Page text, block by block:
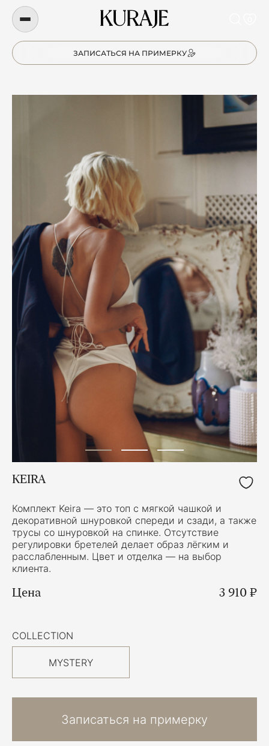
ЗАПИСАТЬСЯ НА ПРИМЕРКУ
KEIRA
Комплект Keira — это топ с мягкой чашкой и
декоративной шнуровкой спереди и сзади, а также
трусы со шнуровкой на спинке. Отсутствие
регулировки бретелей делает образ лёгким и
расслабленным. Цвет и отделка — на выбор
клиента.
Цена 3 910 ₽
COLLECTION
MYSTERY
Записаться на примерку